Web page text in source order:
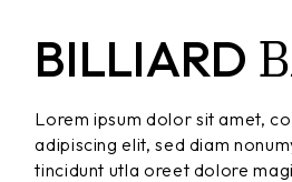
BILLIARD
Lorem ipsum dolor sit amet,
adipiscing elit, sed diam
tincidunt utla oreet dolore